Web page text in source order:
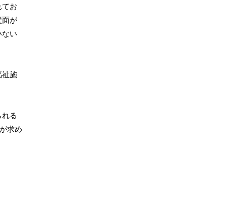
てお
面が
ない
祉施
る
求め